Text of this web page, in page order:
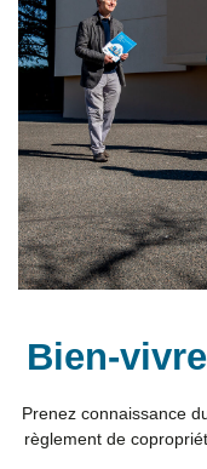
Bien-
Prenez connaissance
règlement de